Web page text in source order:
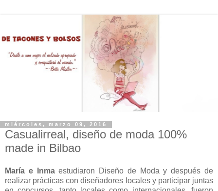
miércoles, marzo 09, 2016
Casualirreal, diseño de moda 100%
made in Bilbao
María e Inmaestudiaron Diseño de Moda y después de
realizar prácticas con diseñadores locales y participar juntas